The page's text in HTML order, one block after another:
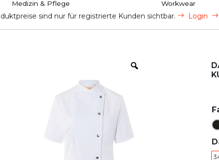
Medizin & Pflege Workwear
sind nur für registrierte Kunden sichtbar. Login